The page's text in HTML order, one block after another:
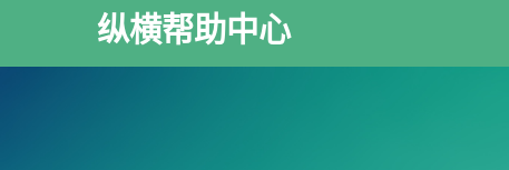
纵横帮助中心